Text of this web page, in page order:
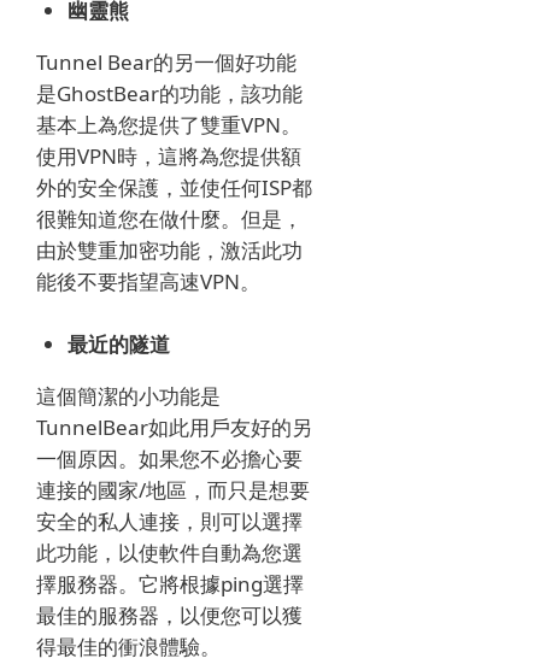
幽靈熊
Tunnel Bear的另一個好功能
是GhostBear的功能，該功能
基本上為您提供了雙重VPN。
使用VPN時，這將為您提供額
外的安全保護，並使任何ISP都
很難知道您在做什麼。 但是，
由於雙重加密功能，激活此功
能後不要指望高速VPN。
最近的隧道
這個簡潔的小功能是
TunnelBear如此用戶友好的另
一個原因。 如果您不必擔心要
連接的國家/地區，而只是想要
安全的私人連接，則可以選擇
此功能，以使軟件自動為您選
擇服務器。 它將根據ping選擇
最佳的服務器，以便您可以獲
得最佳的衝浪體驗。